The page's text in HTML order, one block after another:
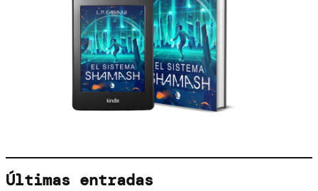
Últimas entradas